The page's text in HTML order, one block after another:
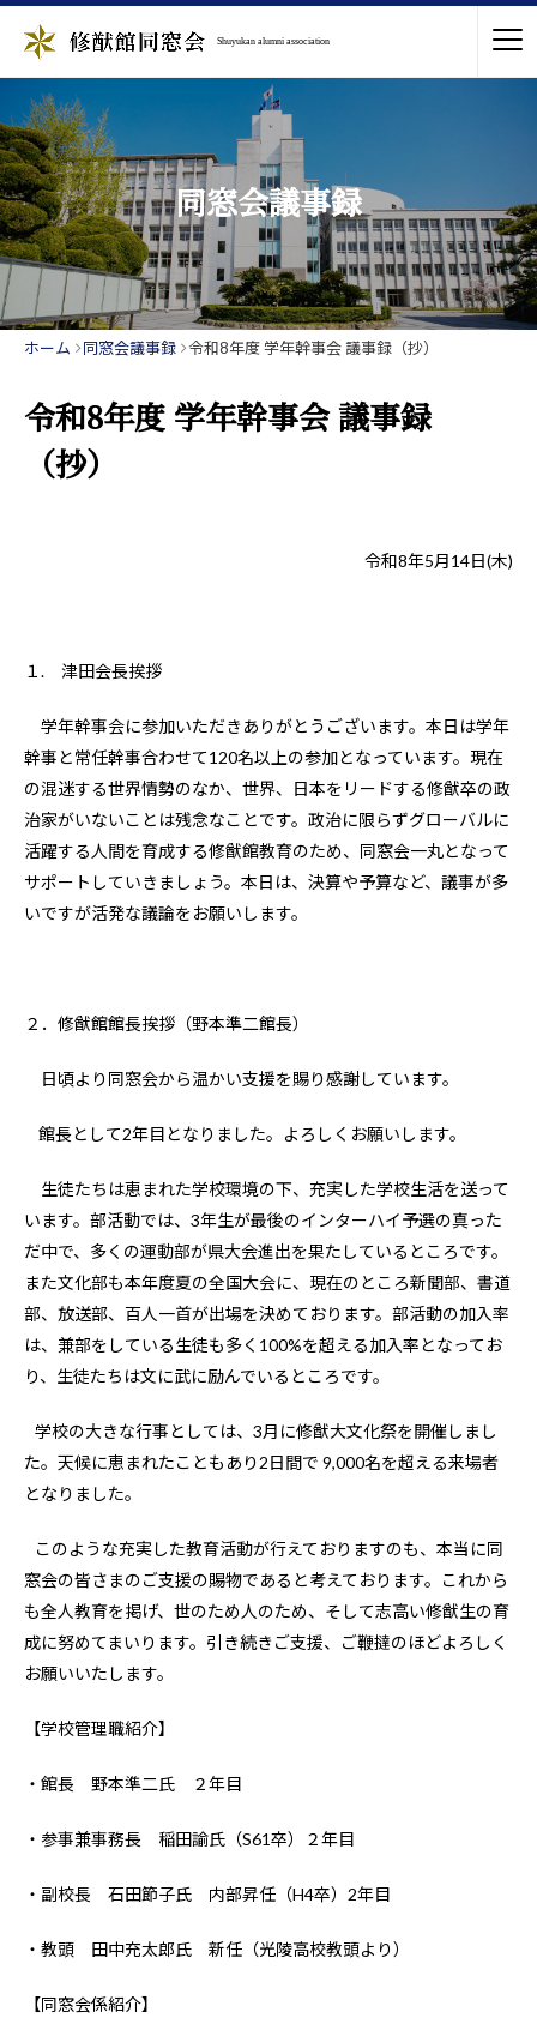
Shuyukan alumni association
同窓会議事録
ホーム 同窓会議事録 令和8年度 学年幹事会 議事録（抄）
令和8年度 学年幹事会 議事録
（抄）
令和8年5月14日(木)
１. 津田会長挨拶
学年幹事会に参加いただきありがとうございます。本日は学年
幹事と常任幹事合わせて120名以上の参加となっています。現在
の混迷する世界情勢のなか、世界、日本をリードする修猷卒の政
治家がいないことは残念なことです。政治に限らずグローバルに
活躍する人間を育成する修猷館教育のため、同窓会一丸となって
サポートしていきましょう。本日は、決算や予算など、議事が多
いですが活発な議論をお願いします。
２．修猷館館長挨拶（野本準二館長）
日頃より同窓会から温かい支援を賜り感謝しています。
館長として2年目となりました。よろしくお願いします。
生徒たちは恵まれた学校環境の下、充実した学校生活を送って
います。部活動では、3年生が最後のインターハイ予選の真った
だ中で、多くの運動部が県大会進出を果たしているところです。
また文化部も本年度夏の全国大会に、現在のところ新聞部、書道
部、放送部、百人一首が出場を決めております。部活動の加入率
は、兼部をしている生徒も多く100%を超える加入率となってお
り、生徒たちは文に武に励んでいるところです。
学校の大きな行事としては、3月に修猷大文化祭を開催しまし
た。天候に恵まれたこともあり2日間で 9,000名を超える来場者
となりました。
このような充実した教育活動が行えておりますのも、本当に同
窓会の皆さまのご支援の賜物であると考えております。これから
も全人教育を掲げ、世のため人のため、そして志高い修猷生の育
成に努めてまいります。引き続きご支援、ご鞭撻のほどよろしく
お願いいたします。
【学校管理職紹介】
・館長 野本準二氏 ２年目
・参事兼事務長 稲田諭氏（S61卒）２年目
・副校長 石田節子氏 内部昇任（H4卒）2年目
・教頭 田中充太郎氏 新任（光陵高校教頭より）
【同窓会係紹介】